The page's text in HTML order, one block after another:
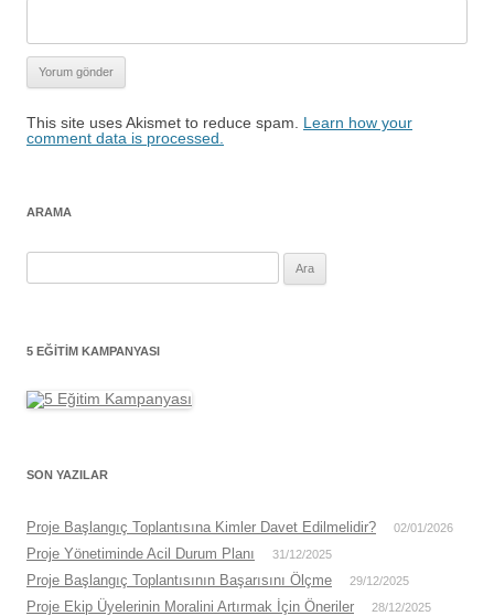
This site uses Akismet to reduce spam. Learn how your
comment data is processed.
ARAMA
5 EĞITIM KAMPANYASI
SON YAZILAR
Proje Başlangıç Toplantısına Kimler Davet Edilmelidir? 02/01/2026
Proje Yönetiminde Acil Durum Planı 31/12/2025
Proje Başlangıç Toplantısının Başarısını Ölçme 29/12/2025
Proje Ekip Üyelerinin Moralini Artırmak İçin Öneriler 28/12/2025